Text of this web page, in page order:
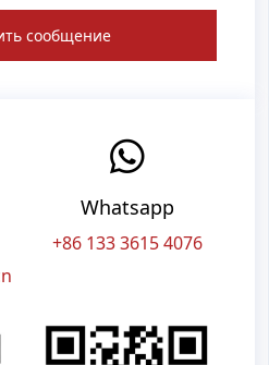
сообщение
Whatsapp
+86 133 3615 4076